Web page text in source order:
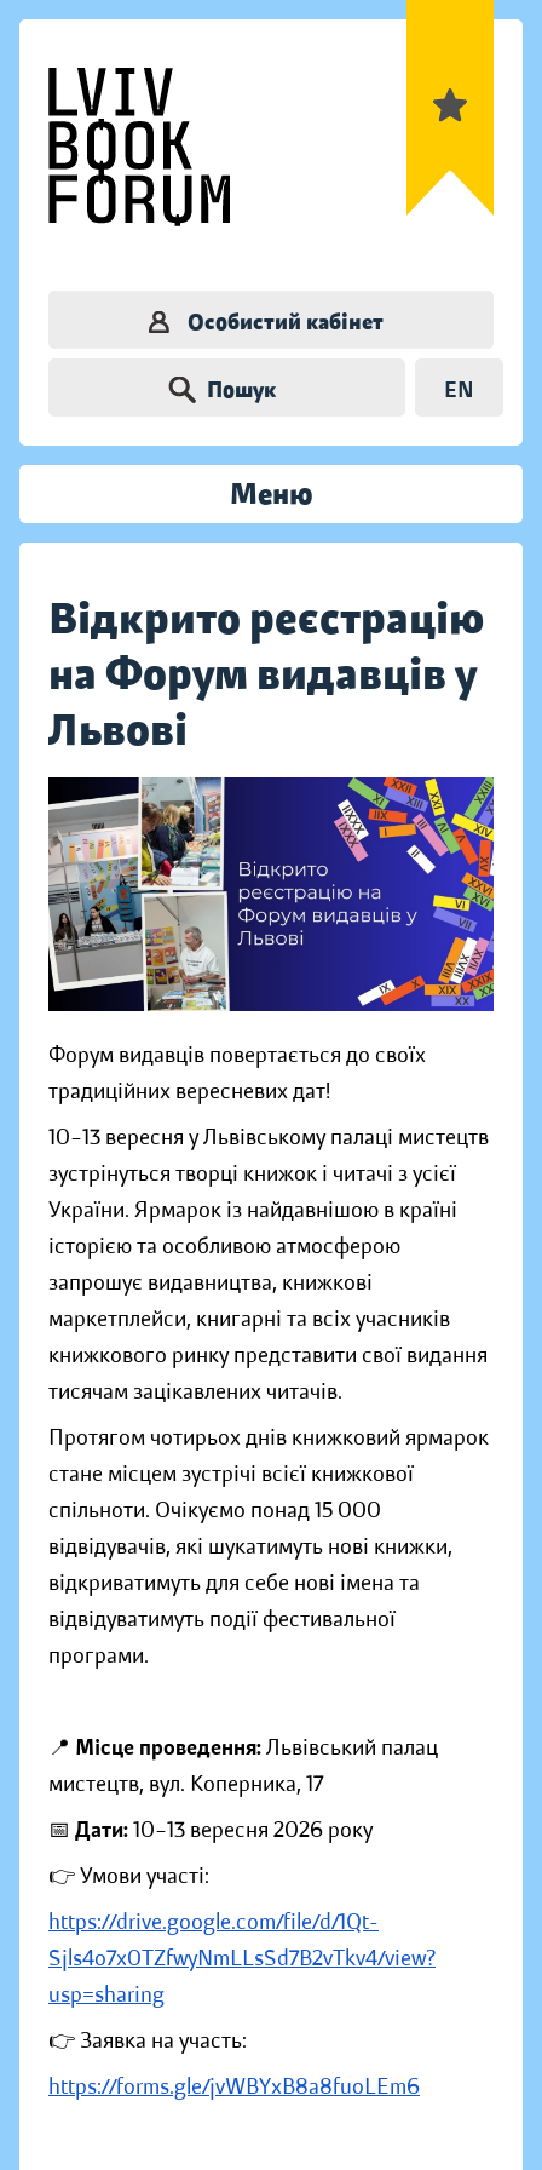
Особистий кабінет
Пошук EN
Меню
Відкрито реєстрацію
на Форум видавців у
Львові
Форум видавців повертається до своїх
традиційних вересневих дат!
10–13 вересня у Львівському палаці мистецтв
зустрінуться творці книжок і читачі з усієї
України. Ярмарок із найдавнішою в країні
історією та особливою атмосферою
запрошує видавництва, книжкові
маркетплейси, книгарні та всіх учасників
книжкового ринку представити свої видання
тисячам зацікавлених читачів.
Протягом чотирьох днів книжковий ярмарок
стане місцем зустрічі всієї книжкової
спільноти. Очікуємо понад 15 000
відвідувачів, які шукатимуть нові книжки,
відкриватимуть для себе нові імена та
відвідуватимуть події фестивальної
програми.
📍 Місце проведення:Львівський палац
мистецтв, вул. Коперника, 17
📅 Дати:10–13 вересня 2026 року
👉 Умови участі:
https://drive.google.com/file/d/1Qt-
Sjls4o7x0TZfwyNmLLsSd7B2vTkv4/view?
usp=sharing
👉 Заявка на участь:
https://forms.gle/jvWBYxB8a8fuoLEm6